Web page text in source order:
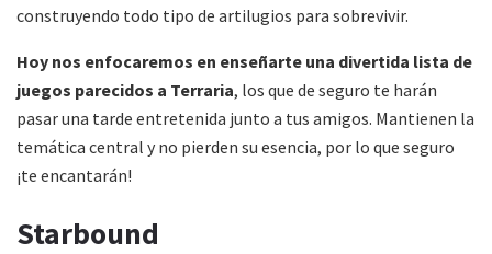
construyendo todo tipo de artilugios para sobrevivir.
Hoy nos enfocaremos en enseñarte una divertida lista de
juegos parecidos a Terraria, los que de seguro te harán
pasar una tarde entretenida junto a tus amigos. Mantienen la
temática central y no pierden su esencia, por lo que seguro
¡te encantarán!
Starbound